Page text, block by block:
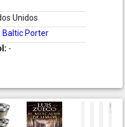
Unidos
Baltic Porter
-